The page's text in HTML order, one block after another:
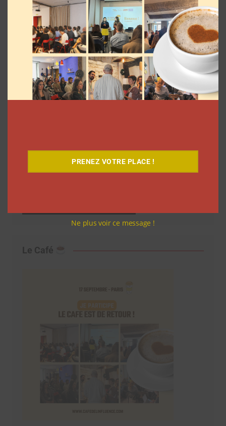
Découvrez notre documentaire
Le Café
PRENEZ VOTRE PLACE !
Ne plus voir ce message !